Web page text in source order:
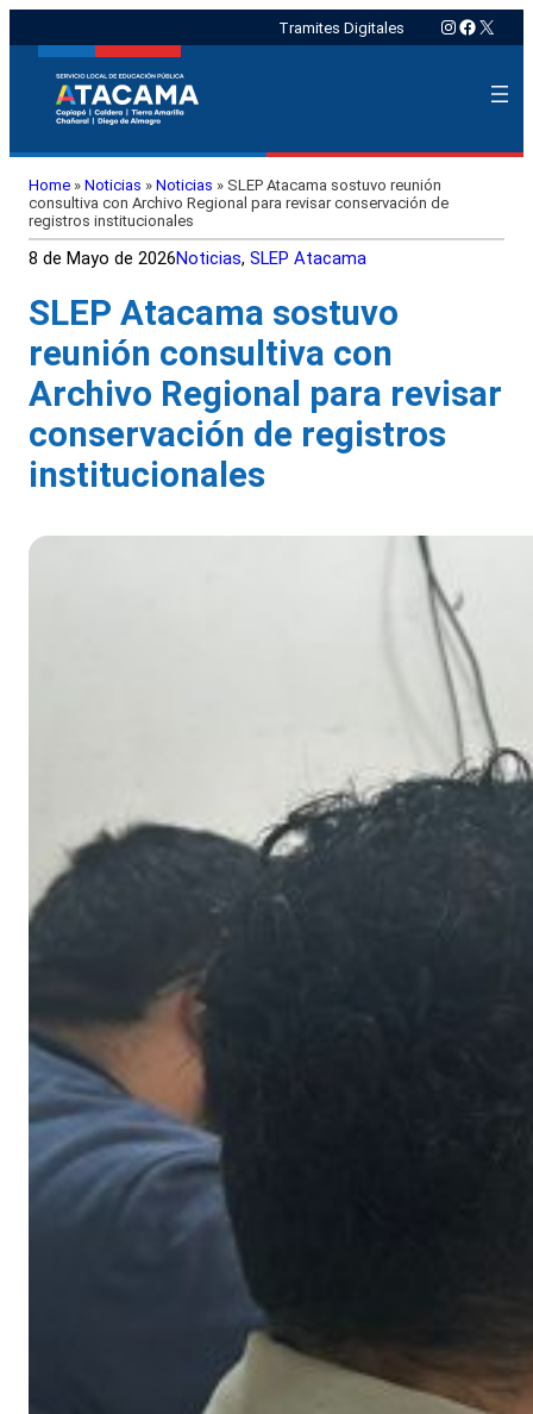
Tramites Digitales Instagram
X
Home » Noticias » Noticias » SLEP Atacama sostuvo reunión
consultiva con Archivo Regional para revisar conservación de
registros institucionales
8 de Mayo de 2026Noticias, SLEP Atacama
SLEP Atacama sostuvo
reunión consultiva con
Archivo Regional para revisar
conservación de registros
institucionales